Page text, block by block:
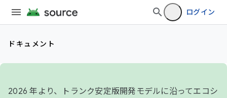
ログイン
ドキュメント
2026 年より、トランク安定版開発モデルに沿ってエコシ